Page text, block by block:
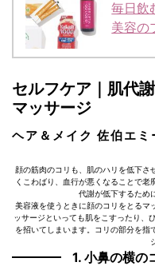
毎日飲
美容の
セルフケア｜肌代
マッサージ
ヘア＆メイク 佐伯エミ
顔の筋肉のコリも、肌のハリを低下さ
くこわばり、血行が悪くなることで老
代謝が低下するため
美容液を使うときに顔のコリをとるマ
ッサージといっても肌をこすったり、
を招いてしまいます。コリの部分を指
1. 小鼻の横の